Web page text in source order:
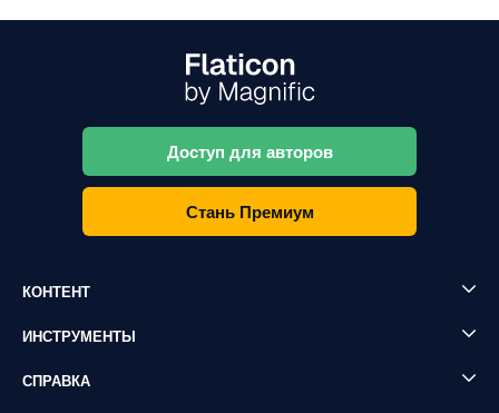
Доступ для авторов
Стань Премиум
КОНТЕНТ
ИНСТРУМЕНТЫ
СПРАВКА